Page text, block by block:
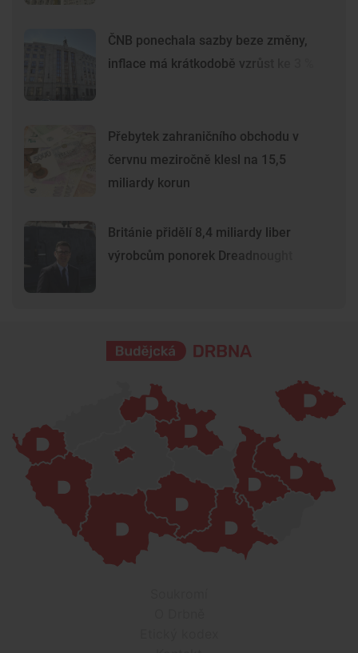
ČNB ponechala sazby beze změny,
inflace má krátkodobě vzrůst ke 3 %
Přebytek zahraničního obchodu v
červnu meziročně klesl na 15,5
miliardy korun
Británie přidělí 8,4 miliardy liber
výrobcům ponorek Dreadnought